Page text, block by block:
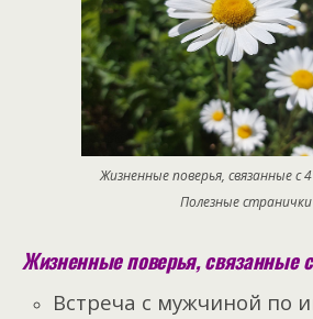
Жизненные поверья, связанные с
Полезные странички
Жизненные поверья, связанные
Встреча с мужчиной по